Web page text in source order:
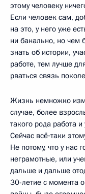
этому человеку
Если человек сам,
на это, у него уже
ни банально, но чем
знать об истории,
работе, тем лучше
рваться связь
Жизнь немножко
случае, более
такого рода работа
Сейчас всё‑таки
Не потому, что у нас
неграмотные, или
дальше и дальше
30-летие с момента